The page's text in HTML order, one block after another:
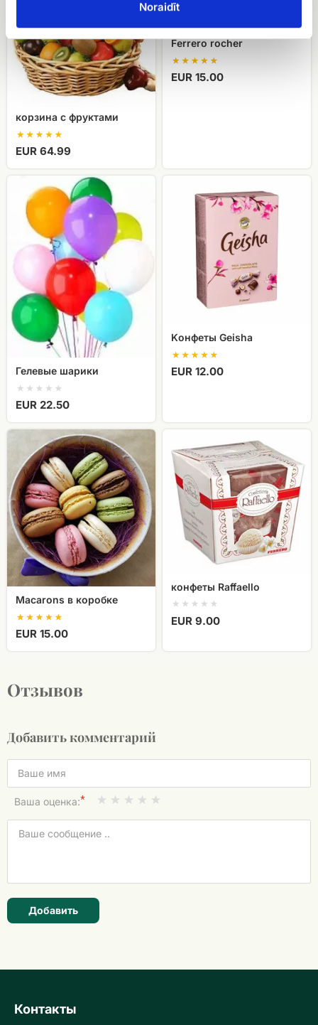
Noraidīt
корзина с фруктами
EUR 64.99
Ferrero rocher
EUR 15.00
Гелевые
шарики
Гелевые шарики
EUR 22.50
Kонфеты
Kонфеты Geisha
EUR 12.00
коробке
Macarons в коробке
EUR 15.00
конфеты
Raffaello
конфеты Raffaello
EUR 9.00
Отзывов
Добавить комментарий
Ваша оценка:*
Добавить
Контакты